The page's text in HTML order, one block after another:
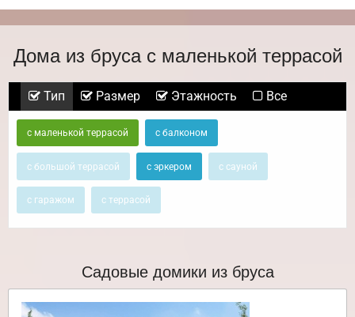
Дома из бруса с маленькой террасой
Тип Размер Этажность Все
с маленькой террасой с балконом
с большой террасой с эркером с сауной
с гаражом с террасой
Садовые домики из бруса